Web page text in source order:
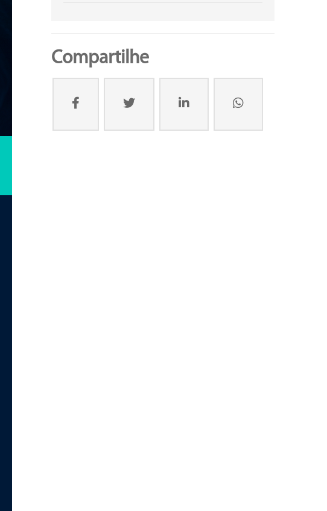
Compartilhe